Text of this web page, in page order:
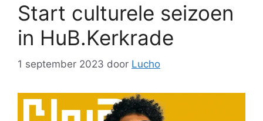
Start culturele seizoen
in HuB.Kerkrade
1 september 2023 door Lucho